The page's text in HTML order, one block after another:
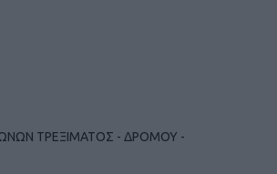
ΤΡΕΞΙΜΑΤΟΣ - ΔΡΟΜΟΥ -